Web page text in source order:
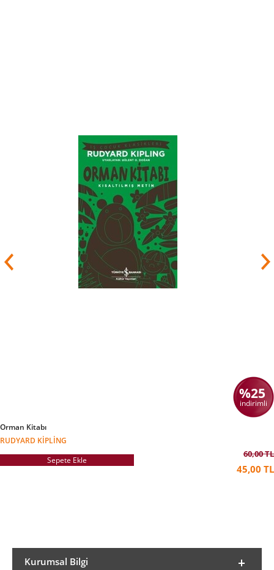
%25
indirimli
Orman Kitabı
RUDYARD KIPLING
Sepete Ekle
60,00 TL
45,00 TL
Kurumsal Bilgi